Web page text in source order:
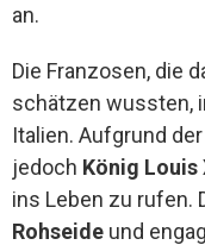
an.
Die Franzosen, die
schätzen wussten,
Italien. Aufgrund
jedoch König Louis
ins Leben zu rufen.
Rohseide und